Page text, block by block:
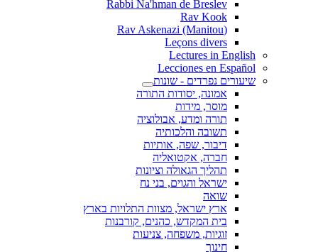
Rabbi Na'hman de Breslev
Rav Kook
(Rav Askenazi (Manitou
Leçons divers
Lectures in English
Lecciones en Español
שיעורים נפרדים - שונות
אמונה, יסודות התורה
מוסר, מידות
תורה ומדע, אבולוציה
תשובה והלכותיה
דיבור, שפה, אותיות
חברה, אקטואליה
תהליך הגאולה וציונות
ישראל והגוים, בני נח
שואה
ארץ ישראל, מצוות התלויות בארץ
בית המקדש, כהנים, קורבנות
זוגיות, משפחה, צניעות
חינוך